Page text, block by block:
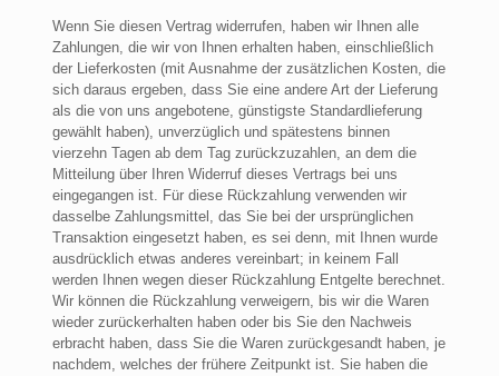
Wenn Sie diesen Vertrag widerrufen, haben wir Ihnen alle
Zahlungen, die wir von Ihnen erhalten haben, einschließlich
der Lieferkosten (mit Ausnahme der zusätzlichen Kosten, die
sich daraus ergeben, dass Sie eine andere Art der Lieferung
als die von uns angebotene, günstigste Standardlieferung
gewählt haben), unverzüglich und spätestens binnen
vierzehn Tagen ab dem Tag zurückzuzahlen, an dem die
Mitteilung über Ihren Widerruf dieses Vertrags bei uns
eingegangen ist. Für diese Rückzahlung verwenden wir
dasselbe Zahlungsmittel, das Sie bei der ursprünglichen
Transaktion eingesetzt haben, es sei denn, mit Ihnen wurde
ausdrücklich etwas anderes vereinbart; in keinem Fall
werden Ihnen wegen dieser Rückzahlung Entgelte berechnet.
Wir können die Rückzahlung verweigern, bis wir die Waren
wieder zurückerhalten haben oder bis Sie den Nachweis
erbracht haben, dass Sie die Waren zurückgesandt haben, je
nachdem, welches der frühere Zeitpunkt ist. Sie haben die